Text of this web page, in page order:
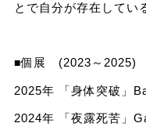
とで自分が存在してい
■個展 (2023～2025)
2025年 「身体突破」
2024年 「夜露死苦」